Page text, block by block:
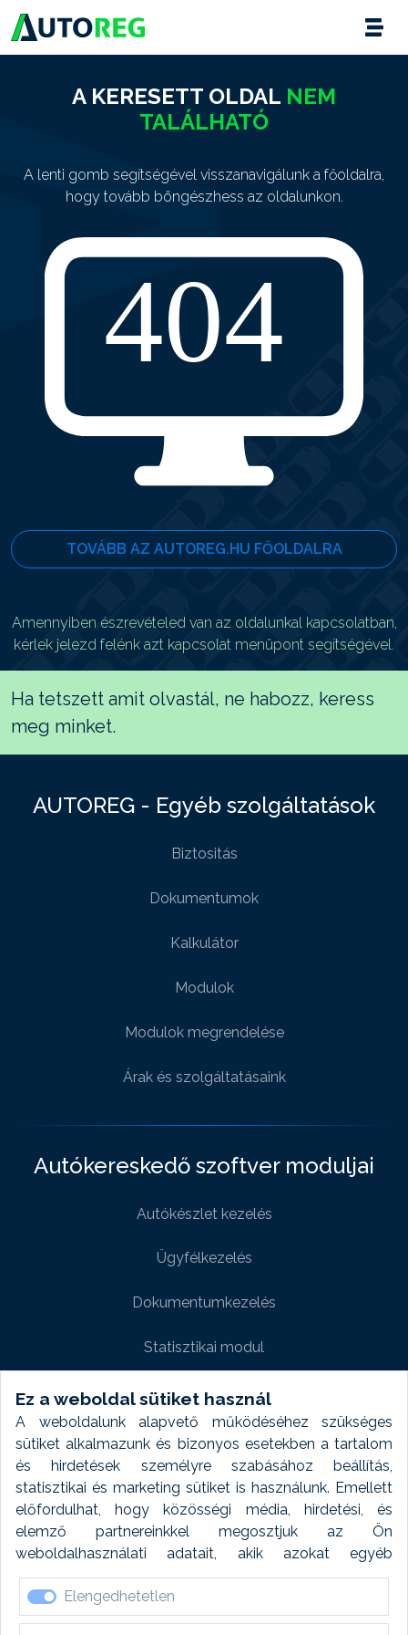
Ez a weboldal sütiket használ
A weboldalunk alapvető működéséhez szükséges
sütiket alkalmazunk és bizonyos esetekben a tartalom
és hirdetések személyre szabásához beállítás,
statisztikai és marketing sütiket is használunk. Emellett
előfordulhat, hogy közösségi média, hirdetési, és
elemző partnereinkkel megosztjuk az Ön
weboldalhasználati adatait, akik azokat egyéb
forrásokból gyűjtött adatokkal kombinálhatják. A sütik
elfogadásával kapcsolatosan naplózást végzünk és
ezen adatokat 6 hónap után automatikusan töröljük. A
Elengedhetetlen
A KERESETT OLDAL NEM
TALÁLHATÓ
A lenti gomb segítségével visszanavigálunk a főoldalra,
hogy tovább böngészhess az oldalunkon.
TOVÁBB AZ AUTOREG.HU FŐOLDALRA
Amennyiben észrevételed van az oldalunkal kapcsolatban,
kérlek jelezd felénk azt kapcsolat menüpont segítségével.
Ha tetszett amit olvastál, ne habozz, keress
meg minket.
AUTOREG - Egyéb szolgáltatások
Biztositás
Dokumentumok
Kalkulátor
Modulok
Modulok megrendelése
Árak és szolgáltatásaink
Autókereskedő szoftver moduljai
Autókészlet kezelés
Ügyfélkezelés
Dokumentumkezelés
Statisztikai modul
Weboldal modul
Fényképtár extra modul
Autómosó modul
Feladatütemezés